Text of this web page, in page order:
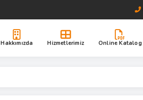
Hakkımızda Hizmetlerimiz Online Katalog